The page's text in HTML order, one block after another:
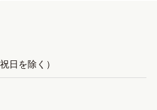
日を除く）